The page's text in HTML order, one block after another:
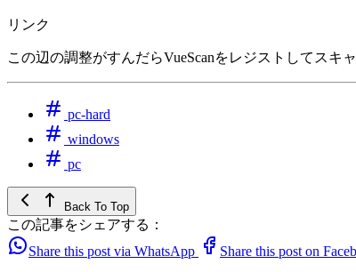
リンク
この辺の調整がすんだらVueScanをレジストしてスキ
pc-hard
windows
pc
Back To Top
この記事をシェアする：
Share this post via WhatsApp
Share this post on